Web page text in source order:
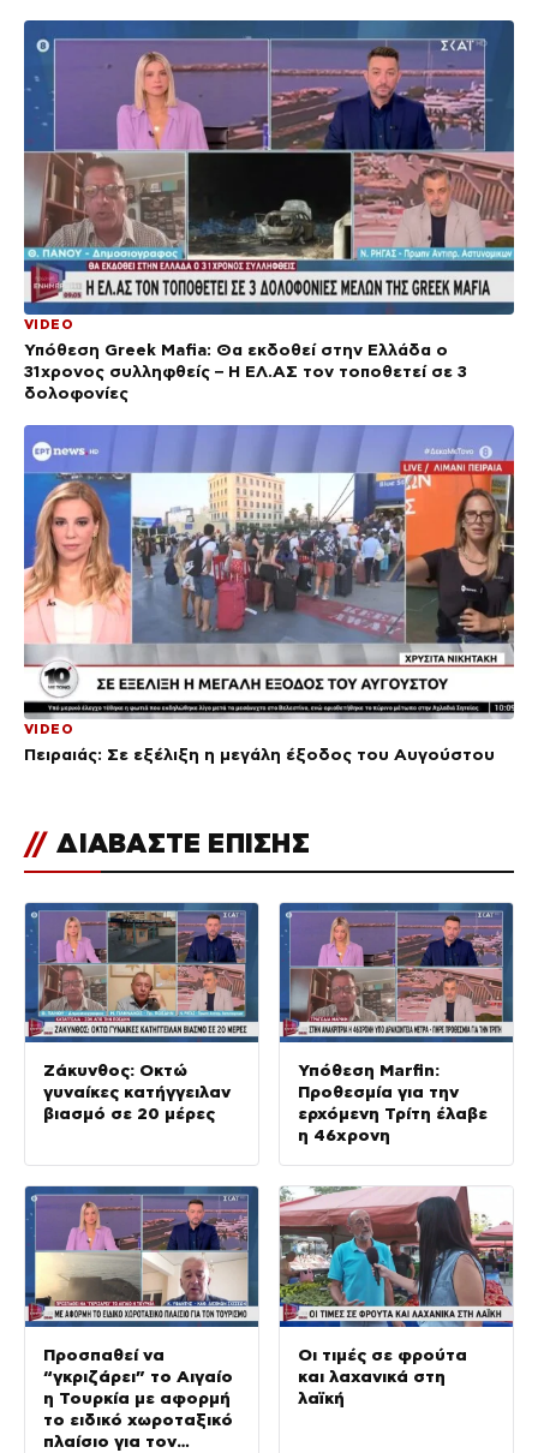
VIDEO
Υπόθεση Greek Mafia: Θα εκδοθεί στην Ελλάδα ο
31χρονος συλληφθείς – Η ΕΛ.ΑΣ τον τοποθετεί σε 3
δολοφονίες
VIDEO
Πειραιάς: Σε εξέλιξη η μεγάλη έξοδος του Αυγούστου
// ΔΙΑΒΑΣΤΕ ΕΠΙΣΗΣ
Ζάκυνθος: Οκτώ
γυναίκες κατήγγειλαν
βιασμό σε 20 μέρες
Υπόθεση Marfin:
Προθεσμία για την
ερχόμενη Τρίτη έλαβε
η 46χρονη
Προσπαθεί να
“γκριζάρει” το Αιγαίο
η Τουρκία με αφορμή
το ειδικό χωροταξικό
πλαίσιο για τον
Οι τιμές σε φρούτα
και λαχανικά στη
λαϊκή